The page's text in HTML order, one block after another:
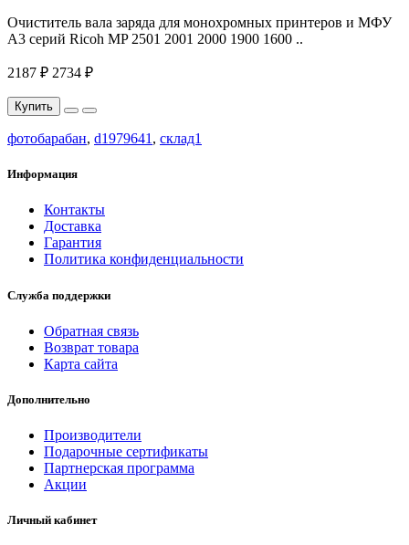
Очиститель вала заряда для монохромных принтеров и МФУ
A3 серий Ricoh MP 2501 2001 2000 1900 1600 ..
2187 ₽ 2734 ₽
Купить
фотобарабан, d1979641 , склад1
Информация
Контакты
Доставка
Гарантия
Политика конфиденциальности
Служба поддержки
Обратная связь
Возврат товара
Карта сайта
Дополнительно
Производители
Подарочные сертификаты
Партнерская программа
Акции
Личный кабинет